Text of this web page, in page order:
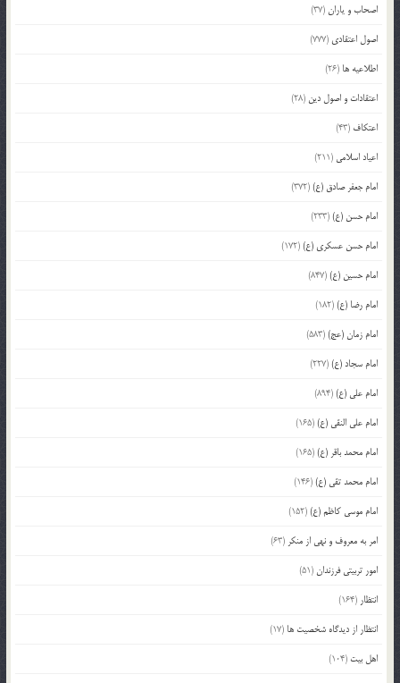
اصحاب و یاران(37)
اصول اعتقادی (777)
اطلاعیه ها (26)
اعتقادات و اصول دین (28)
اعتکاف (43)
اعیاد اسلامی (211)
امام جعفر صادق (ع)(372)
امام حسن (ع)(233)
امام حسن عسکری (ع)(172)
امام حسین (ع)(847)
امام رضا (ع)(182)
امام زمان (عج)(583)
امام سجاد (ع)(227)
امام علی (ع)(894)
امام علی النقی (ع)(165)
امام محمد باقر (ع)(165)
امام محمد تقی (ع)(146)
امام موسی کاظم (ع)(152)
امر به معروف و نهی از منکر (63)
امور تربیتی فرزندان(51)
انتظار (164)
انتظار از دیدگاه شخصیت ها (17)
اهل بیت (104)